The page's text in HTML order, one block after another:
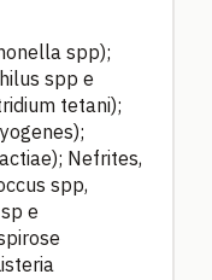
spp);
spp e
tetani);
Nefrites,
spp,
e